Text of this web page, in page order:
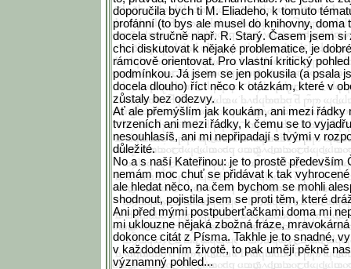
doporučila bych ti M. Eliadeho, k tomuto
profánní (to bys ale musel do knihovny, doma
docela stručně např. R. Starý. Časem jsem
chci diskutovat k nějaké problematice, je
rámcově orientovat. Pro vlastní kritický
podmínkou. Já jsem se jen pokusila (a psala
docela dlouho) říct něco k otázkám, které v
zůstaly bez odezvy.
Ať ale přemýšlím jak koukám, ani mezi řádky
tvrzeních ani mezi řádky, k čemu se to
nesouhlasíš, ani mi nepřipadají s tvými v
důležité.
No a s naší Kateřinou: je to prostě především
nemám moc chuť se přidávat k tak
ale hledat něco, na čem bychom se mohli
shodnout, pojistila jsem se proti těm, které
Ani před mými postpuberťačkami doma mi
mi uklouzne nějaká zbožná fráze,
dokonce citát z Písma. Takhle je to snadné,
v každodenním životě, to pak umějí pěkně
významný pohled...